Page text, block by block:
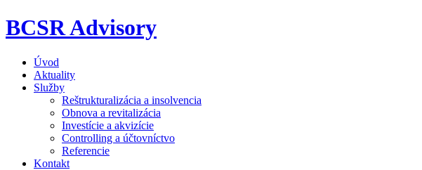
BCSR Advisory
Úvod
Aktuality
Služby
Reštrukturalizácia a insolvencia
Obnova a revitalizácia
Investície a akvizície
Controlling a účtovníctvo
Referencie
Kontakt